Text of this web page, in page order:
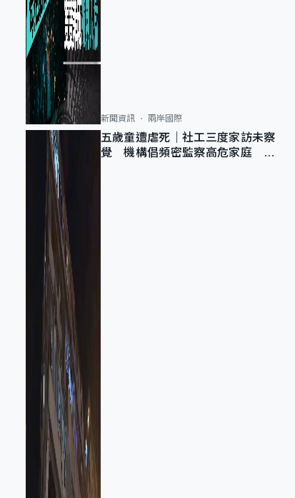
新聞資訊 兩岸國際
五歲童遭虐死｜社工三度家訪未察
覺 機構倡頻密監察高危家庭 管